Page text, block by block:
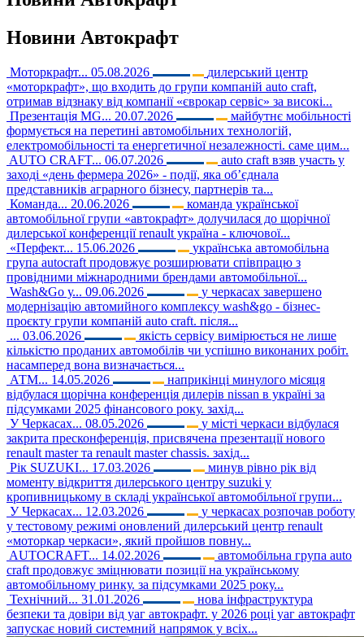
Новини Автокрафт
Моторкрафт... 05.08.2026
дилерський центр
«моторкрафт», що входить до групи компаній auto craft,
отримав відзнаку від компанії «єврокар сервіс» за високі...
Презентація MG... 20.07.2026
майбутнє мобільності
формується на перетині автомобільних технологій,
електромобільності та енергетичної незалежності. саме цим...
AUTO CRAFT... 06.07.2026
auto craft взяв участь у
заході «день фермера 2026» - події, яка об’єднала
представників аграрного бізнесу, партнерів та...
Команда... 20.06.2026
команда української
автомобільної групи «автокрафт» долучилася до щорічної
дилерської конференції renault україна - ключової...
«Перфект... 15.06.2026
українська автомобільна
група autocraft продовжує розширювати співпрацю з
провідними міжнародними брендами автомобільної...
Wash&Go у... 09.06.2026
у черкасах завершено
модернізацію автомийного комплексу wash&go - бізнес-
проєкту групи компаній auto craft. після...
... 03.06.2026
якість сервісу вимірюється не лише
кількістю проданих автомобілів чи успішно виконаних робіт.
насамперед вона визначається...
АТМ... 14.05.2026
наприкінці минулого місяця
відбулася щорічна конференція дилерів nissan в україні за
підсумками 2025 фінансового року. захід...
У Черкасах... 08.05.2026
у місті черкаси відбулася
закрита пресконференція, присвячена презентації нового
renault master та renault master chassis. захід...
Рік SUZUKI... 17.03.2026
минув рівно рік від
моменту відкриття дилерського центру suzuki у
кропивницькому в складі української автомобільної групи...
У Черкасах... 12.03.2026
у черкасах розпочав роботу
у тестовому режимі оновлений дилерський центр renault
«моторкар черкаси», який пройшов повну...
AUTOCRAFT... 14.02.2026
автомобільна група auto
craft продовжує зміцнювати позиції на українському
автомобільному ринку. за підсумками 2025 року...
Технічний... 31.01.2026
нова інфраструктура
безпеки та довіри від уаг автокрафт. у 2026 році уаг автокрафт
запускає новий системний напрямок у всіх...